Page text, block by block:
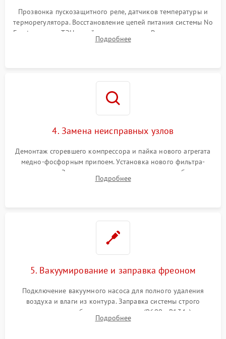
Прозвонка пускозащитного реле, датчиков температуры и
терморегулятора. Восстановление цепей питания системы No
Frost, включая ТЭН оттайки и вентилятор. Ремонт или замена
платы управления при сбоях алгоритмов.
Подробнее
4. Замена неисправных узлов
Демонтаж сгоревшего компрессора и пайка нового агрегата
медно-фосфорным припоем. Установка нового фильтра-
осушителя. Замена изношенных вентиляторов обдува,
сломанных заслонок или поврежденных дверных петель.
Подробнее
5. Вакуумирование и заправка фреоном
Подключение вакуумного насоса для полного удаления
воздуха и влаги из контура. Заправка системы строго
дозированным объемом хладагента (R600a, R134a) по
электронным весам. Контроль рабочего давления в системе.
Подробнее